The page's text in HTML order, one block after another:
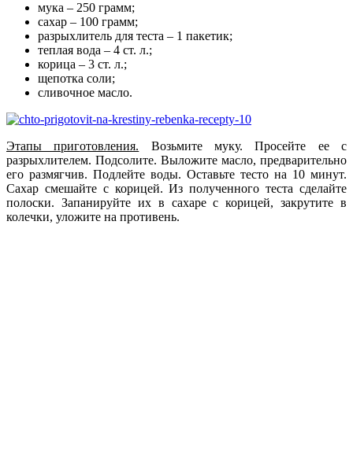
мука – 250 грамм;
сахар – 100 грамм;
разрыхлитель для теста – 1 пакетик;
теплая вода – 4 ст. л.;
корица – 3 ст. л.;
щепотка соли;
сливочное масло.
Этапы приготовления. Возьмите муку. Просейте ее с
разрыхлителем. Подсолите. Выложите масло, предварительно
его размягчив. Подлейте воды. Оставьте тесто на 10 минут.
Сахар смешайте с корицей. Из полученного теста сделайте
полоски. Запанируйте их в сахаре с корицей, закрутите в
колечки, уложите на противень.